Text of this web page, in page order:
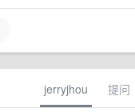
jerryjhou 提问